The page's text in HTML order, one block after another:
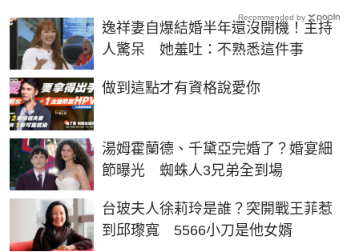
逸祥妻自爆結婚半年還沒開機！主持
人驚呆 她羞吐：不熟悉這件事
做到這點才有資格說愛你
PR
湯姆霍蘭德、千黛亞完婚了？婚宴細
節曝光 蜘蛛人3兄弟全到場
台玻夫人徐莉玲是誰？突開戰王菲惹
到邱瓈寬 5566小刀是他女婿
Recommended by